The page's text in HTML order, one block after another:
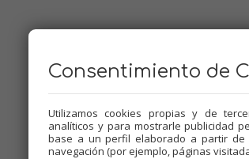
Dificultad:Baja
Tiempo de
Consentimiento de
Utilizamos cookies propias y de
analíticos y para mostrarle publicidad
base a un perfil elaborado a partir de
navegación (por ejemplo, páginas